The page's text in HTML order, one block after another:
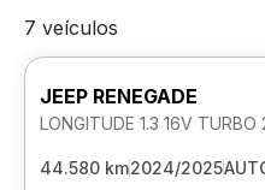
7 veículos
JEEP RENEGADE
LONGITUDE 1.3 16V
44.580 km2024/2025